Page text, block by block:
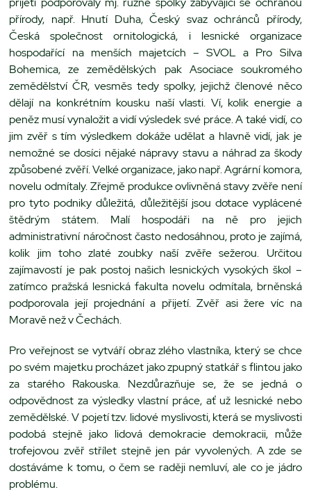
přírody, např. Hnutí Duha, Český svaz ochránců přírody,
Česká společnost ornitologická, i lesnické organizace
hospodařící na menších majetcích – SVOL a Pro Silva
Bohemica, ze zemědělských pak Asociace soukromého
zemědělství ČR, vesměs tedy spolky, jejichž členové něco
dělají na konkrétním kousku naší vlasti. Ví, kolik energie a
peněz musí vynaložit a vidí výsledek své práce. A také vidí, co
jim zvěř s tím výsledkem dokáže udělat a hlavně vidí, jak je
nemožné se dosíci nějaké nápravy stavu a náhrad za škody
způsobené zvěří. Velké organizace, jako např. Agrární komora,
novelu odmítaly. Zřejmě produkce ovlivněná stavy zvěře není
pro tyto podniky důležitá, důležitější jsou dotace vyplácené
štědrým státem. Malí hospodáři na ně pro jejich
administrativní náročnost často nedosáhnou, proto je zajímá,
kolik jim toho zlaté zoubky naší zvěře sežerou. Určitou
zajímavostí je pak postoj našich lesnických vysokých škol –
zatímco pražská lesnická fakulta novelu odmítala, brněnská
podporovala její projednání a přijetí. Zvěř asi žere víc na
Moravě než v Čechách.
Pro veřejnost se vytváří obraz zlého vlastníka, který se chce
po svém majetku procházet jako zpupný statkář s flintou jako
za starého Rakouska. Nezdůrazňuje se, že se jedná o
odpovědnost za výsledky vlastní práce, ať už lesnické nebo
zemědělské. V pojetí tzv. lidové myslivosti, která se myslivosti
podobá stejně jako lidová demokracie demokracii, může
trofejovou zvěř střílet stejně jen pár vyvolených. A zde se
dostáváme k tomu, o čem se raději nemluví, ale co je jádro
problému.